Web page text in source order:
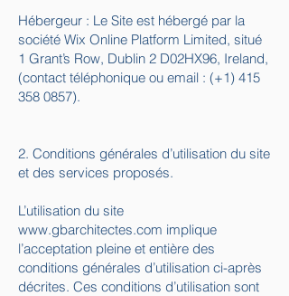
Hébergeur : Le Site est hébergé par la
société Wix Online Platform Limited, situé
1 Grant’s Row, Dublin 2 D02HX96, Ireland,
(contact téléphonique ou email : (+1) 415
358 0857).
2. Conditions générales d’utilisation du site
et des services proposés.
L’utilisation du site
www.gbarchitectes.com implique
l’acceptation pleine et entière des
conditions générales d’utilisation ci-après
décrites. Ces conditions d’utilisation sont